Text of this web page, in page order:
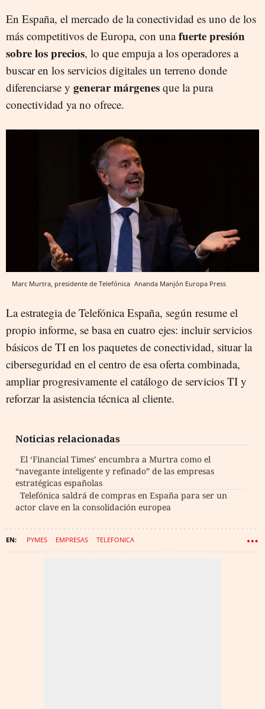
En España, el mercado de la conectividad es uno de los
más competitivos de Europa, con unafuerte presión
sobre los precios, lo que empuja a los operadores a
buscar en los servicios digitales un terreno donde
diferenciarse y generar márgenes que la pura
conectividad ya no ofrece.
Marc Murtra, presidente de Telefónica Ananda Manjón Europa Press
La estrategia de Telefónica España, según resume el
propio informe, se basa en cuatro ejes: incluir servicios
básicos de TI en los paquetes de conectividad, situar la
ciberseguridad en el centro de esa oferta combinada,
ampliar progresivamente el catálogo de servicios TI y
reforzar la asistencia técnica al cliente.
Noticias relacionadas
El ‘Financial Times’ encumbra a Murtra como el
“navegante inteligente y refinado” de las empresas
estratégicas españolas
Telefónica saldrá de compras en España para ser un
actor clave en la consolidación europea
PYMES EMPRESAS TELEFONICA